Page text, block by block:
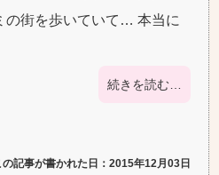
の街を歩いていて… 本当に
続きを読む…
の記事が書かれた日：2015年12月03日